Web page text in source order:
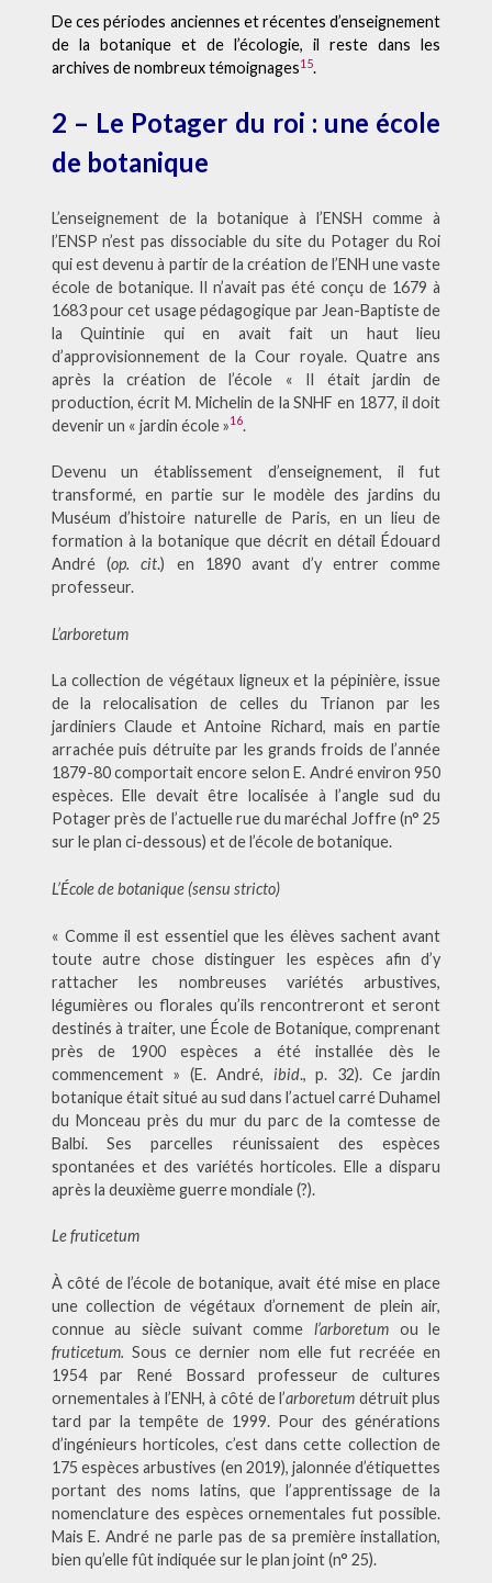
De ces périodes anciennes et récentes d’enseignement
de la botanique et de l’écologie, il reste dans les
archives de nombreux témoignages15.
2 – Le Potager du roi : une école
de botanique
L’enseignement de la botanique à l’ENSH comme à
l’ENSP n’est pas dissociable du site du Potager du Roi
qui est devenu à partir de la création de l’ENH une vaste
école de botanique. Il n’avait pas été conçu de 1679 à
1683 pour cet usage pédagogique par Jean-Baptiste de
la Quintinie qui en avait fait un haut lieu
d’approvisionnement de la Cour royale. Quatre ans
après la création de l’école « Il était jardin de
production, écrit M. Michelin de la SNHF en 1877, il doit
devenir un « jardin école »16.
Devenu un établissement d’enseignement, il fut
transformé, en partie sur le modèle des jardins du
Muséum d’histoire naturelle de Paris, en un lieu de
formation à la botanique que décrit en détail Édouard
André (op. cit.) en 1890 avant d’y entrer comme
professeur.
L’arboretum
La collection de végétaux ligneux et la pépinière, issue
de la relocalisation de celles du Trianon par les
jardiniers Claude et Antoine Richard, mais en partie
arrachée puis détruite par les grands froids de l’année
1879-80 comportait encore selon E. André environ 950
espèces. Elle devait être localisée à l’angle sud du
Potager près de l’actuelle rue du maréchal Joffre (n° 25
sur le plan ci-dessous) et de l’école de botanique.
L’École de botanique (sensu stricto)
« Comme il est essentiel que les élèves sachent avant
toute autre chose distinguer les espèces afin d’y
rattacher les nombreuses variétés arbustives,
légumières ou florales qu’ils rencontreront et seront
destinés à traiter, une École de Botanique, comprenant
près de 1900 espèces a été installée dès le
commencement » (E. André, ibid., p. 32). Ce jardin
botanique était situé au sud dans l’actuel carré Duhamel
du Monceau près du mur du parc de la comtesse de
Balbi. Ses parcelles réunissaient des espèces
spontanées et des variétés horticoles. Elle a disparu
après la deuxième guerre mondiale (?).
Le fruticetum
À côté de l’école de botanique, avait été mise en place
une collection de végétaux d’ornement de plein air,
connue au siècle suivant commel’arboretum ou le
fruticetum. Sous ce dernier nom elle fut recréée en
1954 par René Bossard professeur de cultures
ornementales à l’ENH, à côté de l’arboretum détruit plus
tard par la tempête de 1999. Pour des générations
d’ingénieurs horticoles, c’est dans cette collection de
175 espèces arbustives (en 2019), jalonnée d’étiquettes
portant des noms latins, que l’apprentissage de la
nomenclature des espèces ornementales fut possible.
Mais E. André ne parle pas de sa première installation,
bien qu’elle fût indiquée sur le plan joint (n° 25).